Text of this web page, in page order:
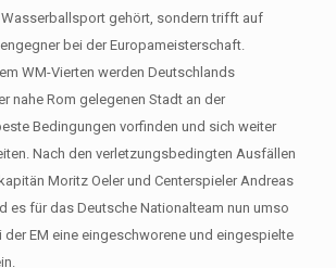
gehört, sondern trifft auf
bei der Europameisterschaft.
WM-Vierten werden Deutschlands
nahe Rom gelegenen Stadt an der
Bedingungen vorfinden und sich weiter
Nach den verletzungsbedingten Ausfällen
Moritz Oeler und Centerspieler Andreas
es für das Deutsche Nationalteam nun umso
EM eine eingeschworene und eingespielte